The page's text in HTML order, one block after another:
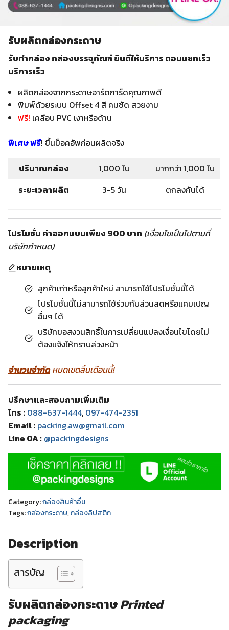
รับผลิตกล่องกระดาษ
รับทำกล่อง กล่องบรรจุภัณฑ์ ยินดีให้บริการ ตอบแชทเร็ว
บริการเร็ว
ผลิตกล่องจากกระดาษอาร์ตการ์ดคุณภาพดี
พิมพ์ด้วยระบบ Offset 4 สี คมชัด สวยงาม
ฟรี! เคลือบ PVC เงาหรือด้าน
พิเศษ ฟรี! ขึ้นม็อคอัพก่อนผลิตจริง
ปริมาณกล่อง 1,000 ใบ
มากกว่า 1,000 ใบ
ระยะเวลาผลิต
3-5 วัน ตกลงกันได้
โปรโมชั่น ค่าออกแบบเพียง 900 บาท (เงื่อนไขเป็นไปตามที่
บริษัทกำหนด)
หมายเหตุ
ลูกค้าเก่าหรือลูกค้าใหม่ สามารถใช้โปรโมชั่นนี้ได้
โปรโมชั่นนี้ไม่สามารถใช้ร่วมกับส่วนลดหรือแคมเปญ
อื่นๆ ได้
บริษัทขอสงวนสิทธิ์ในการเปลี่ยนแปลงเงื่อนไขโดยไม่
ต้องแจ้งให้ทราบล่วงหน้า
จำนวนจำกัดหมดเขตสิ้นเดือนนี้!
ปรึกษาและสอบถามเพิ่มเติม
โทร : 088-637-1444, 097-474-2351
Email : packing.aw@gmail.com
Line OA : @packingdesigns
Category:กล่องสินค้าอื่น
Tags:กล่องกระดาษ,กล่องลิปสติก
Description
สารบัญ
รับผลิตกล่องกระดาษPrinted
packaging